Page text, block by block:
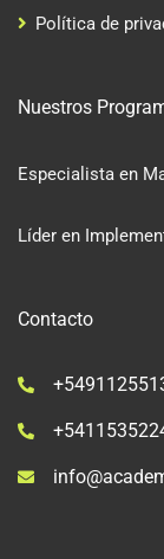
Política de
Nuestros
Especialista en
Líder en
Contacto